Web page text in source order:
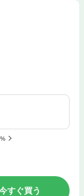
すぐ買う